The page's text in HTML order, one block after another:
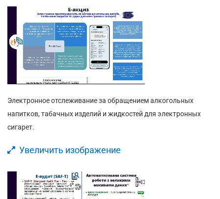
Электронное отслеживание за обращением алкогольных
напитков, табачных изделий и жидкостей для электронных
сигарет.
Увеличить изображение